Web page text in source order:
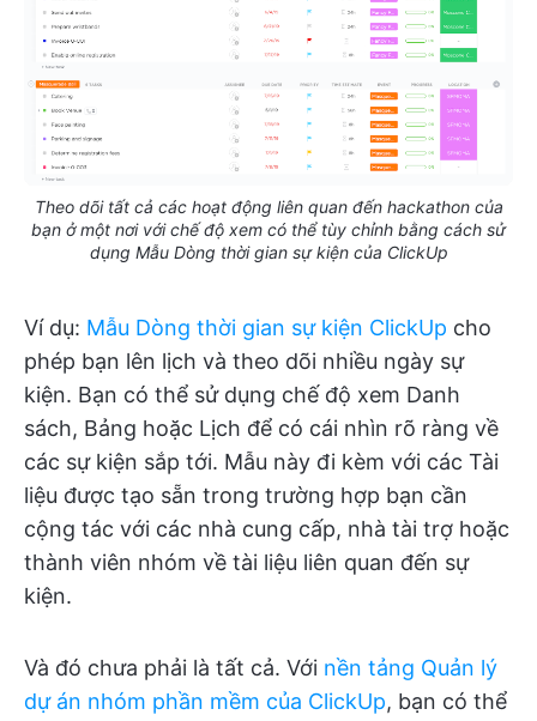
Theo dõi tất cả các hoạt động liên quan đến hackathon của
bạn ở một nơi với chế độ xem có thể tùy chỉnh bằng cách sử
dụng Mẫu Dòng thời gian sự kiện của ClickUp
Ví dụ: Mẫu Dòng thời gian sự kiện ClickUp cho
phép bạn lên lịch và theo dõi nhiều ngày sự
kiện. Bạn có thể sử dụng chế độ xem Danh
sách, Bảng hoặc Lịch để có cái nhìn rõ ràng về
các sự kiện sắp tới. Mẫu này đi kèm với các Tài
liệu được tạo sẵn trong trường hợp bạn cần
cộng tác với các nhà cung cấp, nhà tài trợ hoặc
thành viên nhóm về tài liệu liên quan đến sự
kiện.
Và đó chưa phải là tất cả. Với nền tảng Quản lý
dự án nhóm phần mềm của ClickUp, bạn có thể